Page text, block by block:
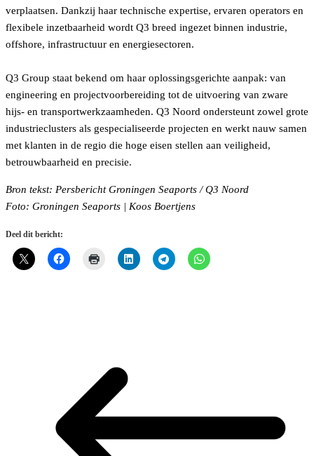
verplaatsen. Dankzij haar technische expertise, ervaren operators en
flexibele inzetbaarheid wordt Q3 breed ingezet binnen industrie,
offshore, infrastructuur en energiesectoren.
Q3 Group staat bekend om haar oplossingsgerichte aanpak: van
engineering en projectvoorbereiding tot de uitvoering van zware
hijs- en transportwerkzaamheden. Q3 Noord ondersteunt zowel grote
industrieclusters als gespecialiseerde projecten en werkt nauw samen
met klanten in de regio die hoge eisen stellen aan veiligheid,
betrouwbaarheid en precisie.
Bron tekst: Persbericht Groningen Seaports / Q3 Noord
Foto: Groningen Seaports | Koos Boertjens
Deel dit bericht: